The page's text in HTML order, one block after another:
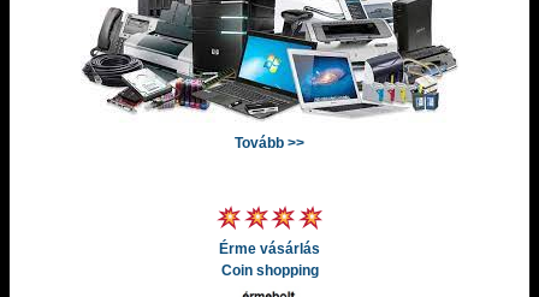
Tovább >>
Érme vásárlás
Coin shopping